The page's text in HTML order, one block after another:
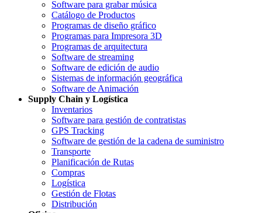
Software para grabar música
Catálogo de Productos
Programas de diseño gráfico
Programas para Impresora 3D
Programas de arquitectura
Software de streaming
Software de edición de audio
Sistemas de información geográfica
Software de Animación
Supply Chain y Logística
Inventarios
Software para gestión de contratistas
GPS Tracking
Software de gestión de la cadena de suministro
Transporte
Planificación de Rutas
Compras
Logística
Gestión de Flotas
Distribución